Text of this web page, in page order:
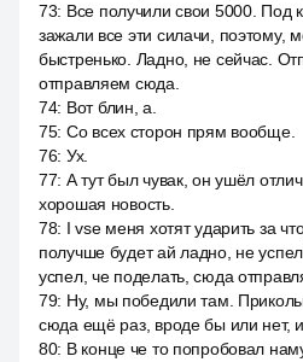
73: Все получили свои 5000. Под
зажали все эти силачи, поэтому,
быстренько. Ладно, не сейчас.
отправляем сюда.
74: Вот блин, а.
75: Со всех сторон прям вообще.
76: Ух.
77: А тут был чувак, он ушёл
хорошая новость.
78: I vse меня хотят ударить за
получше будет ай ладно, не
успел, че поделать, сюда
79: Ну, мы победили там.
сюда ещё раз, вроде бы или нет,
80: В конце че то попробовал